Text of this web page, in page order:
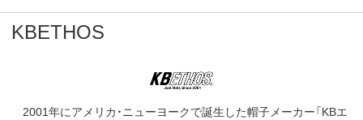
KBETHOS
2001年にアメリカ・ニューヨークで誕生した帽子メーカー「KBエ